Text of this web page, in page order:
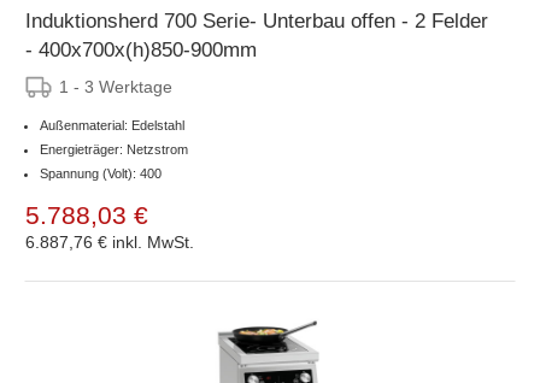
Induktionsherd 700 Serie- Unterbau offen - 2 Felder
- 400x700x(h)850-900mm
1 - 3 Werktage
Außenmaterial: Edelstahl
Energieträger: Netzstrom
Spannung (Volt): 400
5.788,03 €
6.887,76 € inkl. MwSt.